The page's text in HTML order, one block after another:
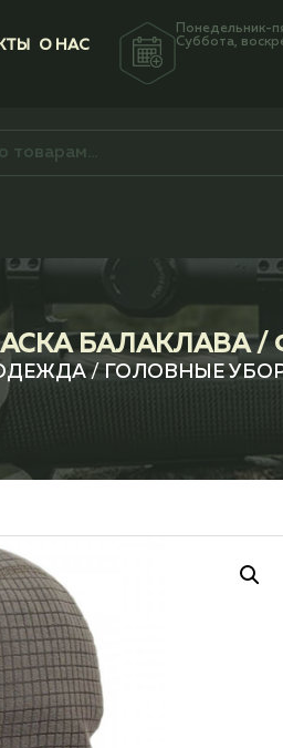
О НАС
Понедельник-
Суббота,
БАЛАКЛАВА /
/ГОЛОВНЫЕ